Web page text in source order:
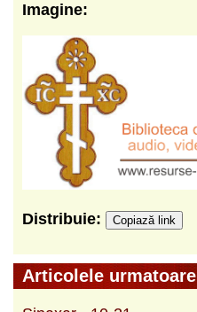
Imagine:
Distribuie: Copiază link
Articolele urmatoare